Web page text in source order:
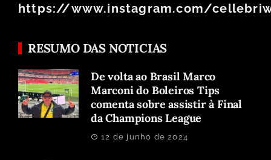
https://www.instagram.com/
RESUMO DAS NOTICIAS
De volta ao Brasil Marco
Marconi do Boleiros Tips
comenta sobre assistir à Final
da Champions League
12 de junho de 2024